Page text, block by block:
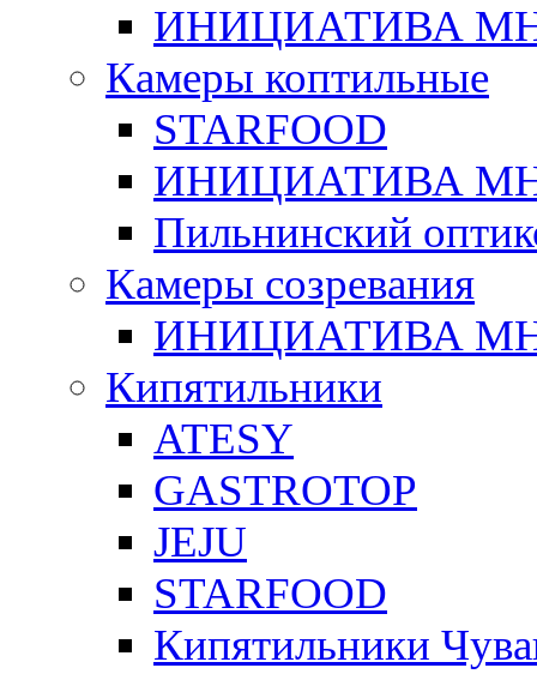
ИНИЦИАТИВА
Камеры коптильные
STARFOOD
ИНИЦИАТИВА
Пильнинский
Камеры созревания
ИНИЦИАТИВА
Кипятильники
ATESY
GASTROTOP
JEJU
STARFOOD
Кипятильники